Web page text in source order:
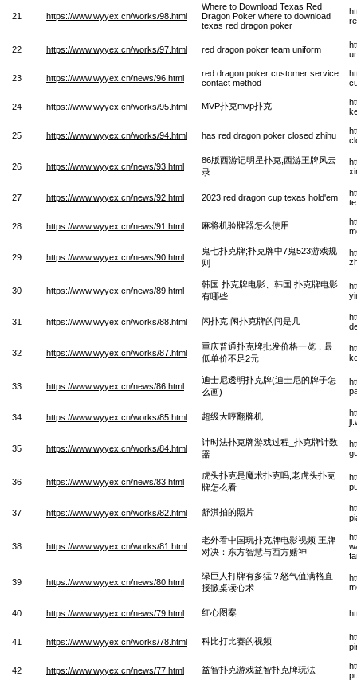
21 https://www.wyyex.cn/works/98.html
Where to Download Texas Red
Dragon Poker where to download
texas red dragon poker
22 https://www.wyyex.cn/works/97.html red dragon poker team uniform
23 https://www.wyyex.cn/news/96.html
red dragon poker customer service
contact method
24 https://www.wyyex.cn/works/95.html MVP扑克mvp扑克
25 https://www.wyyex.cn/works/94.html has red dragon poker closed zhihu
26 https://www.wyyex.cn/news/93.html
86版西游记明星扑克,西游王牌风云
录
27 https://www.wyyex.cn/news/92.html 2023 red dragon cup texas hold'em
28 https://www.wyyex.cn/news/91.html 麻将机验牌器怎么使用
29 https://www.wyyex.cn/news/90.html
鬼七扑克牌;扑克牌中7鬼523游戏规
则
30 https://www.wyyex.cn/news/89.html
韩国 扑克牌电影、韩国 扑克牌电影
有哪些
31 https://www.wyyex.cn/works/88.html 闲扑克,闲扑克牌的间是几
32 https://www.wyyex.cn/works/87.html
重庆普通扑克牌批发价格一览，最
低单价不足2元
33 https://www.wyyex.cn/news/86.html
迪士尼透明扑克牌(迪士尼的牌子怎
么画)
34 https://www.wyyex.cn/works/85.html 超级大哼翻牌机
35 https://www.wyyex.cn/works/84.html
计时法扑克牌游戏过程_扑克牌计数
器
36 https://www.wyyex.cn/news/83.html
虎头扑克是魔术扑克吗,老虎头扑克
牌怎么看
37 https://www.wyyex.cn/works/82.html 舒淇拍的照片
38 https://www.wyyex.cn/works/81.html
老外看中国玩扑克牌电影视频 王牌
对决：东方智慧与西方赌神
39 https://www.wyyex.cn/news/80.html
绿巨人打牌有多猛？怒气值满格直
接掀桌读心术
40 https://www.wyyex.cn/news/79.html 红心图案
41 https://www.wyyex.cn/works/78.html 科比打比赛的视频
42 https://www.wyyex.cn/news/77.html 益智扑克游戏益智扑克牌玩法